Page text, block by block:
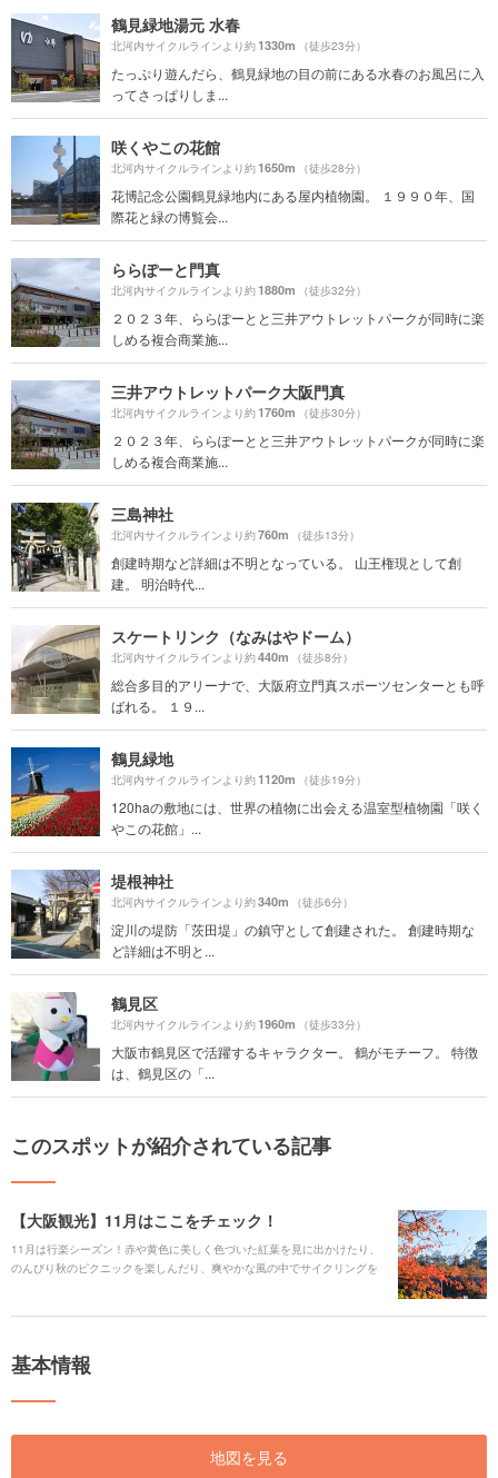
鶴見緑地湯元 水春
北河内サイクルラインより約1330m （徒歩23分）
たっぷり遊んだら、鶴見緑地の目の前にある水春のお風呂に入
ってさっぱりしま...
咲くやこの花館
北河内サイクルラインより約1650m （徒歩28分）
花博記念公園鶴見緑地内にある屋内植物園。 １９９０年、国
際花と緑の博覧会...
ららぽーと門真
北河内サイクルラインより約1880m （徒歩32分）
２０２３年、ららぽーとと三井アウトレットパークが同時に楽
しめる複合商業施...
三井アウトレットパーク大阪門真
北河内サイクルラインより約1760m （徒歩30分）
２０２３年、ららぽーとと三井アウトレットパークが同時に楽
しめる複合商業施...
三島神社
北河内サイクルラインより約760m （徒歩13分）
創建時期など詳細は不明となっている。 山王権現として創
建。 明治時代...
スケートリンク（なみはやドーム）
北河内サイクルラインより約440m （徒歩8分）
総合多目的アリーナで、大阪府立門真スポーツセンターとも呼
ばれる。 １９...
鶴見緑地
北河内サイクルラインより約1120m （徒歩19分）
120haの敷地には、世界の植物に出会える温室型植物園「咲く
やこの花館」...
堤根神社
北河内サイクルラインより約340m （徒歩6分）
淀川の堤防「茨田堤」の鎮守として創建された。 創建時期な
ど詳細は不明と...
鶴見区
北河内サイクルラインより約1960m （徒歩33分）
大阪市鶴見区で活躍するキャラクター。 鶴がモチーフ。 特徴
は、鶴見区の「...
このスポットが紹介されている記事
【大阪観光】11月はここをチェック！
11月は行楽シーズン！赤や黄色に美しく色づいた紅葉を見に出かけたり、
のんびり秋のピクニックを楽しんだり、爽やかな風の中でサイクリングを
基本情報
地図を見る